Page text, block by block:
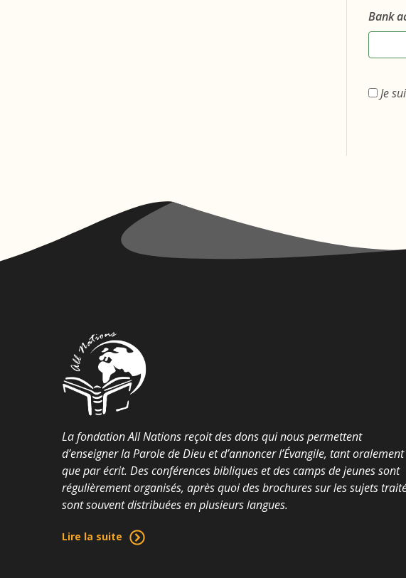
Bank
Je
La fondation All Nations reçoit des dons qui nous permettent
d’enseigner la Parole de Dieu et d’annoncer l’Évangile, tant oralement
que par écrit. Des conférences bibliques et des camps de jeunes sont
régulièrement organisés, après quoi des brochures sur les sujets
sont souvent distribuées en plusieurs langues.
Lire la suite